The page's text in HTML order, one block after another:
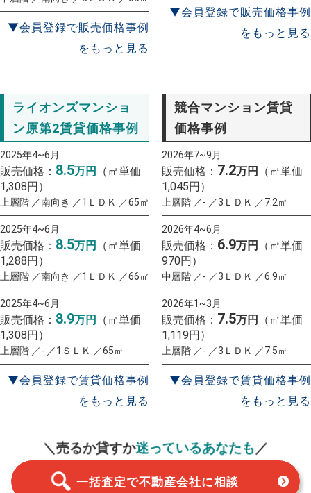
▼会員登録で販売価格事例
をもっと見る
▼会員登録で販売価格事例
をもっと見る
ライオンズマンショ
ン原第2賃貸価格事例
2025年4~6月
販売価格： 8.5万円
（㎡単価
1,308円）
上層階 ／南向き ／1ＬＤＫ ／65㎡
2025年4~6月
販売価格： 8.5万円
（㎡単価
1,288円）
上層階 ／南向き ／1ＬＤＫ ／66㎡
2025年4~6月
販売価格： 8.9万円
（㎡単価
1,308円）
上層階 ／- ／1ＳＬＫ ／65㎡
▼会員登録で賃貸価格事例
をもっと見る
競合マンション賃貸
価格事例
2026年7~9月
販売価格： 7.2万円
（㎡単価
1,045円）
上層階 ／- ／3ＬＤＫ ／7.2㎡
2026年4~6月
販売価格： 6.9万円
（㎡単価
970円）
中層階 ／- ／3ＬＤＫ ／6.9㎡
2026年1~3月
販売価格： 7.5万円
（㎡単価
1,119円）
上層階 ／- ／3ＬＤＫ ／7.5㎡
▼会員登録で賃貸価格事例
をもっと見る
＼売るか貸すか迷っているあなたも／
一括査定で不動産会社に相談